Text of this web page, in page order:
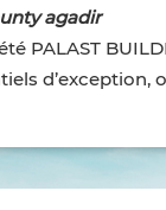
agadir
PALAST
d’exception,
IMMOBILIER NEUF